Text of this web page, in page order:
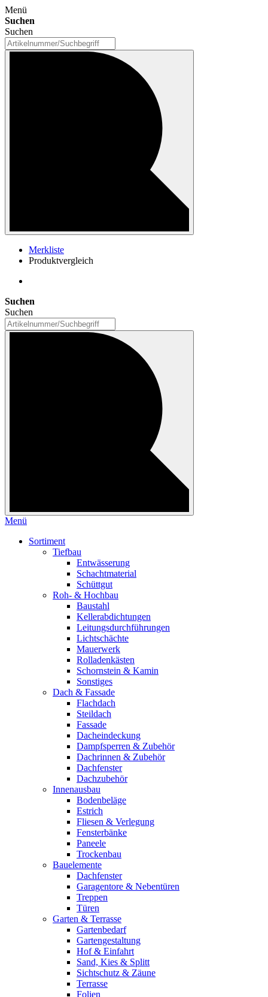
Menü
Suchen
Suchen
Merkliste
Produktvergleich
Suchen
Suchen
Menü
Sortiment
Tiefbau
Entwässerung
Schachtmaterial
Schüttgut
Roh- & Hochbau
Baustahl
Kellerabdichtungen
Leitungsdurchführungen
Lichtschächte
Mauerwerk
Rolladenkästen
Schornstein & Kamin
Sonstiges
Dach & Fassade
Flachdach
Steildach
Fassade
Dacheindeckung
Dampfsperren & Zubehör
Dachrinnen & Zubehör
Dachfenster
Dachzubehör
Innenausbau
Bodenbeläge
Estrich
Fliesen & Verlegung
Fensterbänke
Paneele
Trockenbau
Bauelemente
Dachfenster
Garagentore & Nebentüren
Treppen
Türen
Garten & Terrasse
Gartenbedarf
Gartengestaltung
Hof & Einfahrt
Sand, Kies & Splitt
Sichtschutz & Zäune
Terrasse
Folien